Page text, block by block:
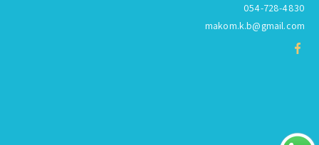
054-728-4830
makom.k.b@gmail.com